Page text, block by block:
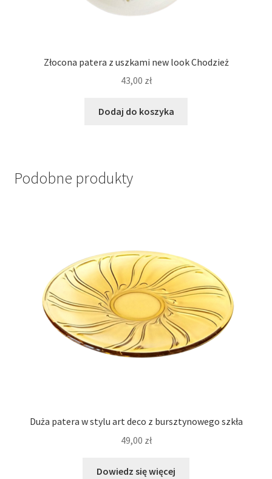
Złocona patera z uszkami new look Chodzież
43,00 zł
Dodaj do koszyka
Podobne produkty
Duża patera w stylu art deco z bursztynowego szkła
49,00 zł
Dowiedz się więcej